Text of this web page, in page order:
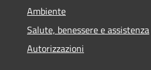
Ambiente
Salute, benessere e assistenza
Autorizzazioni